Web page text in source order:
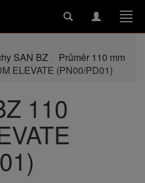
Toggle
Toggle
SAN BZ
Průměr 110 mm
ELEVATE (PN00/PD01)
110